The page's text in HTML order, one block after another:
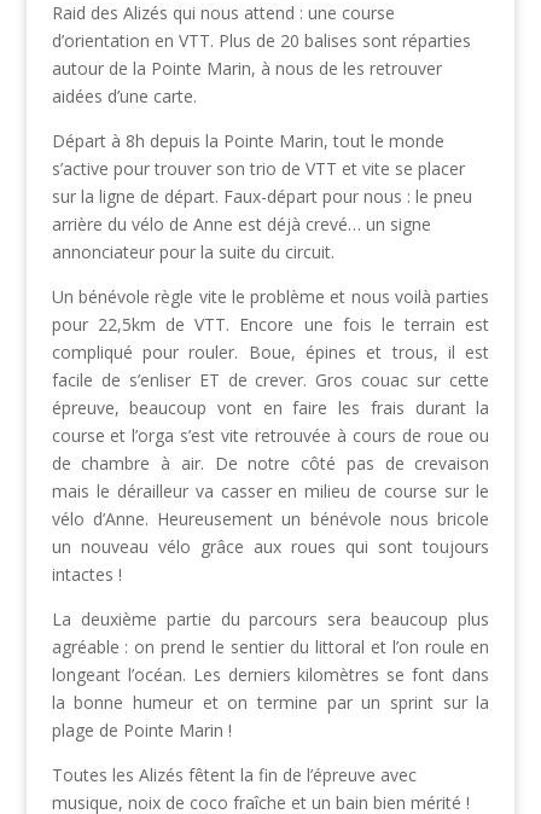
Raid des Alizés qui nous attend : une course
d’orientation en VTT. Plus de 20 balises sont réparties
autour de la Pointe Marin, à nous de les retrouver
aidées d’une carte.
Départ à 8h depuis la Pointe Marin, tout le monde
s’active pour trouver son trio de VTT et vite se placer
sur la ligne de départ. Faux-départ pour nous : le pneu
arrière du vélo de Anne est déjà crevé… un signe
annonciateur pour la suite du circuit.
Un bénévole règle vite le problème et nous voilà parties
pour 22,5km de VTT. Encore une fois le terrain est
compliqué pour rouler. Boue, épines et trous, il est
facile de s’enliser ET de crever. Gros couac sur cette
épreuve, beaucoup vont en faire les frais durant la
course et l’orga s’est vite retrouvée à cours de roue ou
de chambre à air. De notre côté pas de crevaison
mais le dérailleur va casser en milieu de course sur le
vélo d’Anne. Heureusement un bénévole nous bricole
un nouveau vélo grâce aux roues qui sont toujours
intactes !
La deuxième partie du parcours sera beaucoup plus
agréable : on prend le sentier du littoral et l’on roule en
longeant l’océan. Les derniers kilomètres se font dans
la bonne humeur et on termine par un sprint sur la
plage de Pointe Marin !
Toutes les Alizés fêtent la fin de l’épreuve avec
musique, noix de coco fraîche et un bain bien mérité !